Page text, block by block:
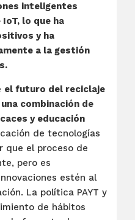
inteligentes
lo que ha
y ha
a la gestión
el futuro del reciclaje
una combinación de
y educación
de tecnologías
que el proceso de
pero es
estén al
La política PAYT y
de hábitos